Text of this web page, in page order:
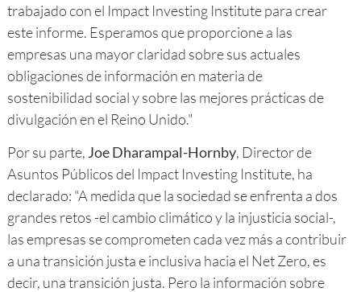
trabajado con el Impact Investing Institute para crear
este informe. Esperamos que proporcione a las
empresas una mayor claridad sobre sus actuales
obligaciones de información en materia de
sostenibilidad social y sobre las mejores prácticas de
divulgación en el Reino Unido."
Por su parte, Joe Dharampal-Hornby, Director de
Asuntos Públicos del Impact Investing Institute, ha
declarado: "A medida que la sociedad se enfrenta a dos
grandes retos -el cambio climático y la injusticia social-,
las empresas se comprometen cada vez más a contribuir
a una transición justa e inclusiva hacia el Net Zero, es
decir, una transición justa. Pero la información sobre